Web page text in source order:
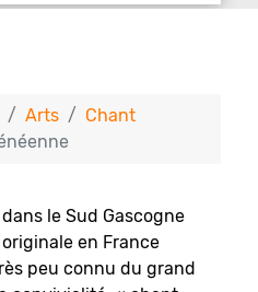
Arts
Chant
le Sud Gascogne
en France
peu connu du grand